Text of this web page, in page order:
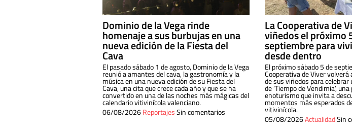
Dominio de la Vega rinde
homenaje a sus burbujas en una
nueva edición de la Fiesta del
Cava
El pasado sábado 1 de agosto, Dominio de la Vega
reunió a amantes del cava, la gastronomía y la
música en una nueva edición de su Fiesta del
Cava, una cita que crece cada año y que se ha
convertido en una de las noches más mágicas del
calendario vitivinícola valenciano.
06/08/2026ReportajesSin comentarios
La Cooperativa de
viñedos el próximo
septiembre para
desde dentro
El próximo sábado 5 de
Cooperativa de Viver volverá
de sus viñedos para celebrar
de ‘Tiempo de Vendimia’,
enoturismo que invita a
momentos más esperados
vitivinícola.
05/08/2026ActualidadSin